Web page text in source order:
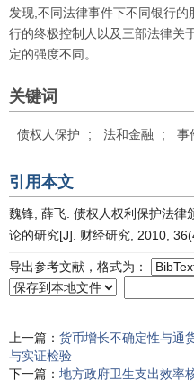
发现,不同法律事件下不同银行
行的终极控制人以及三部法律关
定的强度不同。
关键词
债权人保护 ; 法和金融 ; 事
引用本文
魏锋, 薛飞. 债权人权利保护法
论的研究[J]. 财经研究, 2010,
导出参考文献，格式为：
上一篇： 货币增长不确定性与通
与实证检验
下一篇： 地方政府卫生支出效率